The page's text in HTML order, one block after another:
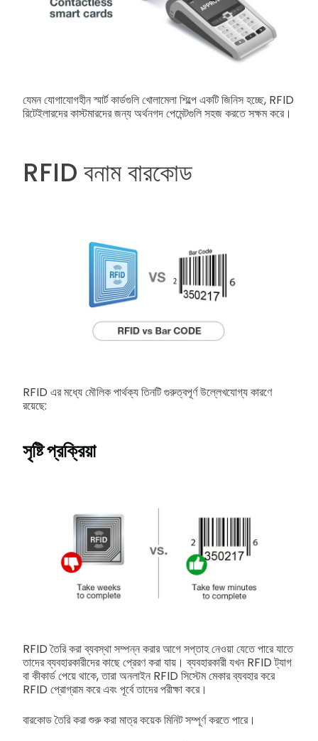
যেমন যোগাযোগহীন স্মার্ট কার্ডগুলি খোলামেলা শিল্পে একটি জিনিস হচ্ছে, RFID
রিটেইলারদের কাস্টমারদের জন্য অর্থনগদ পেমেন্টগুলি সহজ করতে সক্ষম করে।
RFID বনাম বারকোড
RFID এর মধ্যে মৌলিক পার্থক্য তিনটি গুরুত্বপূর্ণ উল্লেখযোগ্য কারণে
রয়েছে:
সৃষ্টি প্রক্রিয়া
RFID তৈরি করা ব্যবস্থা সম্পন্ন করার আগে সপ্তাহ নেওয়া যেতে পারে যাতে
তাদের ব্যবহারকারীদের কাছে প্রেরণ করা যায়। ব্যবহারকারী যখন RFID ট্যাগ
বা কীকার্ড পেয়ে থাকে, তারা অনলাইন RFID সিস্টেম মেকার ব্যবহার করে
RFID প্রোগ্রাম করে এবং পূর্বে তাদের পরীক্ষা করে।
বারকোড তৈরি করা শুরু করা মাত্র কয়েক মিনিট সম্পূর্ণ করতে পারে।